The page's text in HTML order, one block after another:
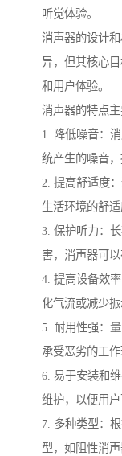
听觉体验。
消声器的设计
异，但其核心
和用户体验。
消声器的特点主
1. 降低噪音：
统产生的噪音，
2. 提高舒适度
生活环境的舒
3. 保护听力：
害，消声器可
4. 提高设备效
化气流或减少振
5. 耐用性强：
承受恶劣的工作
6. 易于安装和
维护，以便用
7. 多种类型：
型，如阻性消